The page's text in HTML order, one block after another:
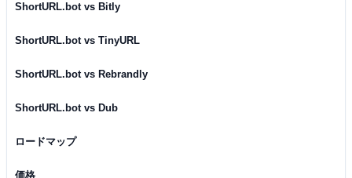
ShortURL.bot vs Bitly
ShortURL.bot vs TinyURL
ShortURL.bot vs Rebrandly
ShortURL.bot vs Dub
ロードマップ
価格